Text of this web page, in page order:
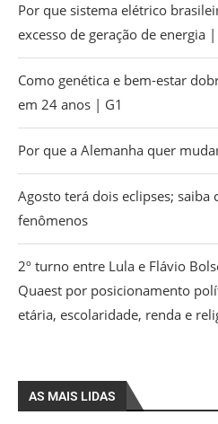
Por que sistema elétrico
excesso de geração de energia |
Como genética e bem-estar
em 24 anos | G1
Por que a Alemanha quer
Agosto terá dois eclipses; saiba
fenômenos
2º turno entre Lula e Flávio
Quaest por posicionamento
etária, escolaridade, renda e
AS MAIS LIDAS